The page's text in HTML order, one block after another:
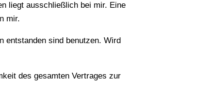
liegt ausschließlich bei mir. Eine
mir.
entstanden sind benutzen. Wird
des gesamten Vertrages zur